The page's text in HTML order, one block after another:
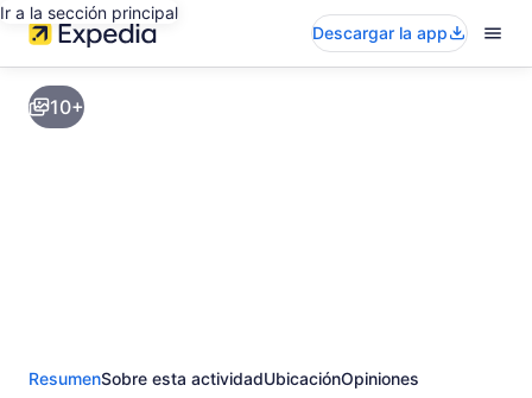
Ir a la sección principal
Descargar la app
10+
ResumenSobre esta actividadUbicaciónOpiniones